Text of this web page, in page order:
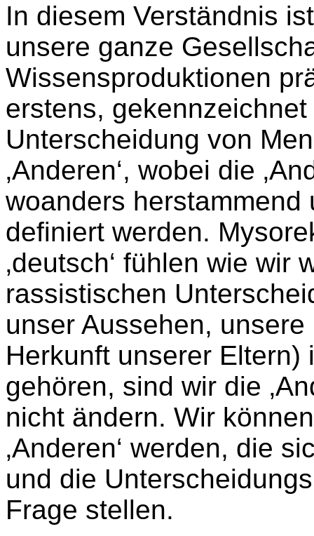
In diesem Verständnis
unsere ganze
Wissensproduktionen
erstens,
Unterscheidung von
‚Anderen‘, wobei die
woanders
definiert werden.
‚deutsch‘ fühlen wie wir
rassistischen
unser Aussehen,
Herkunft unserer Eltern)
gehören, sind wir die
nicht ändern. Wir
‚Anderen‘ werden, die
und die
Frage stellen.